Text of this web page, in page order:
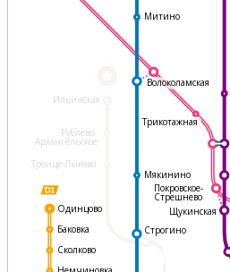
Ильинская
Рублево-
Архангельское
Троице-Лыково
Трикотажная
Волоколамская
Мякинино
Строгино
Митино
Одинцово
Баковка
Сколково
Щукинская
Покровское-
Стрешнево